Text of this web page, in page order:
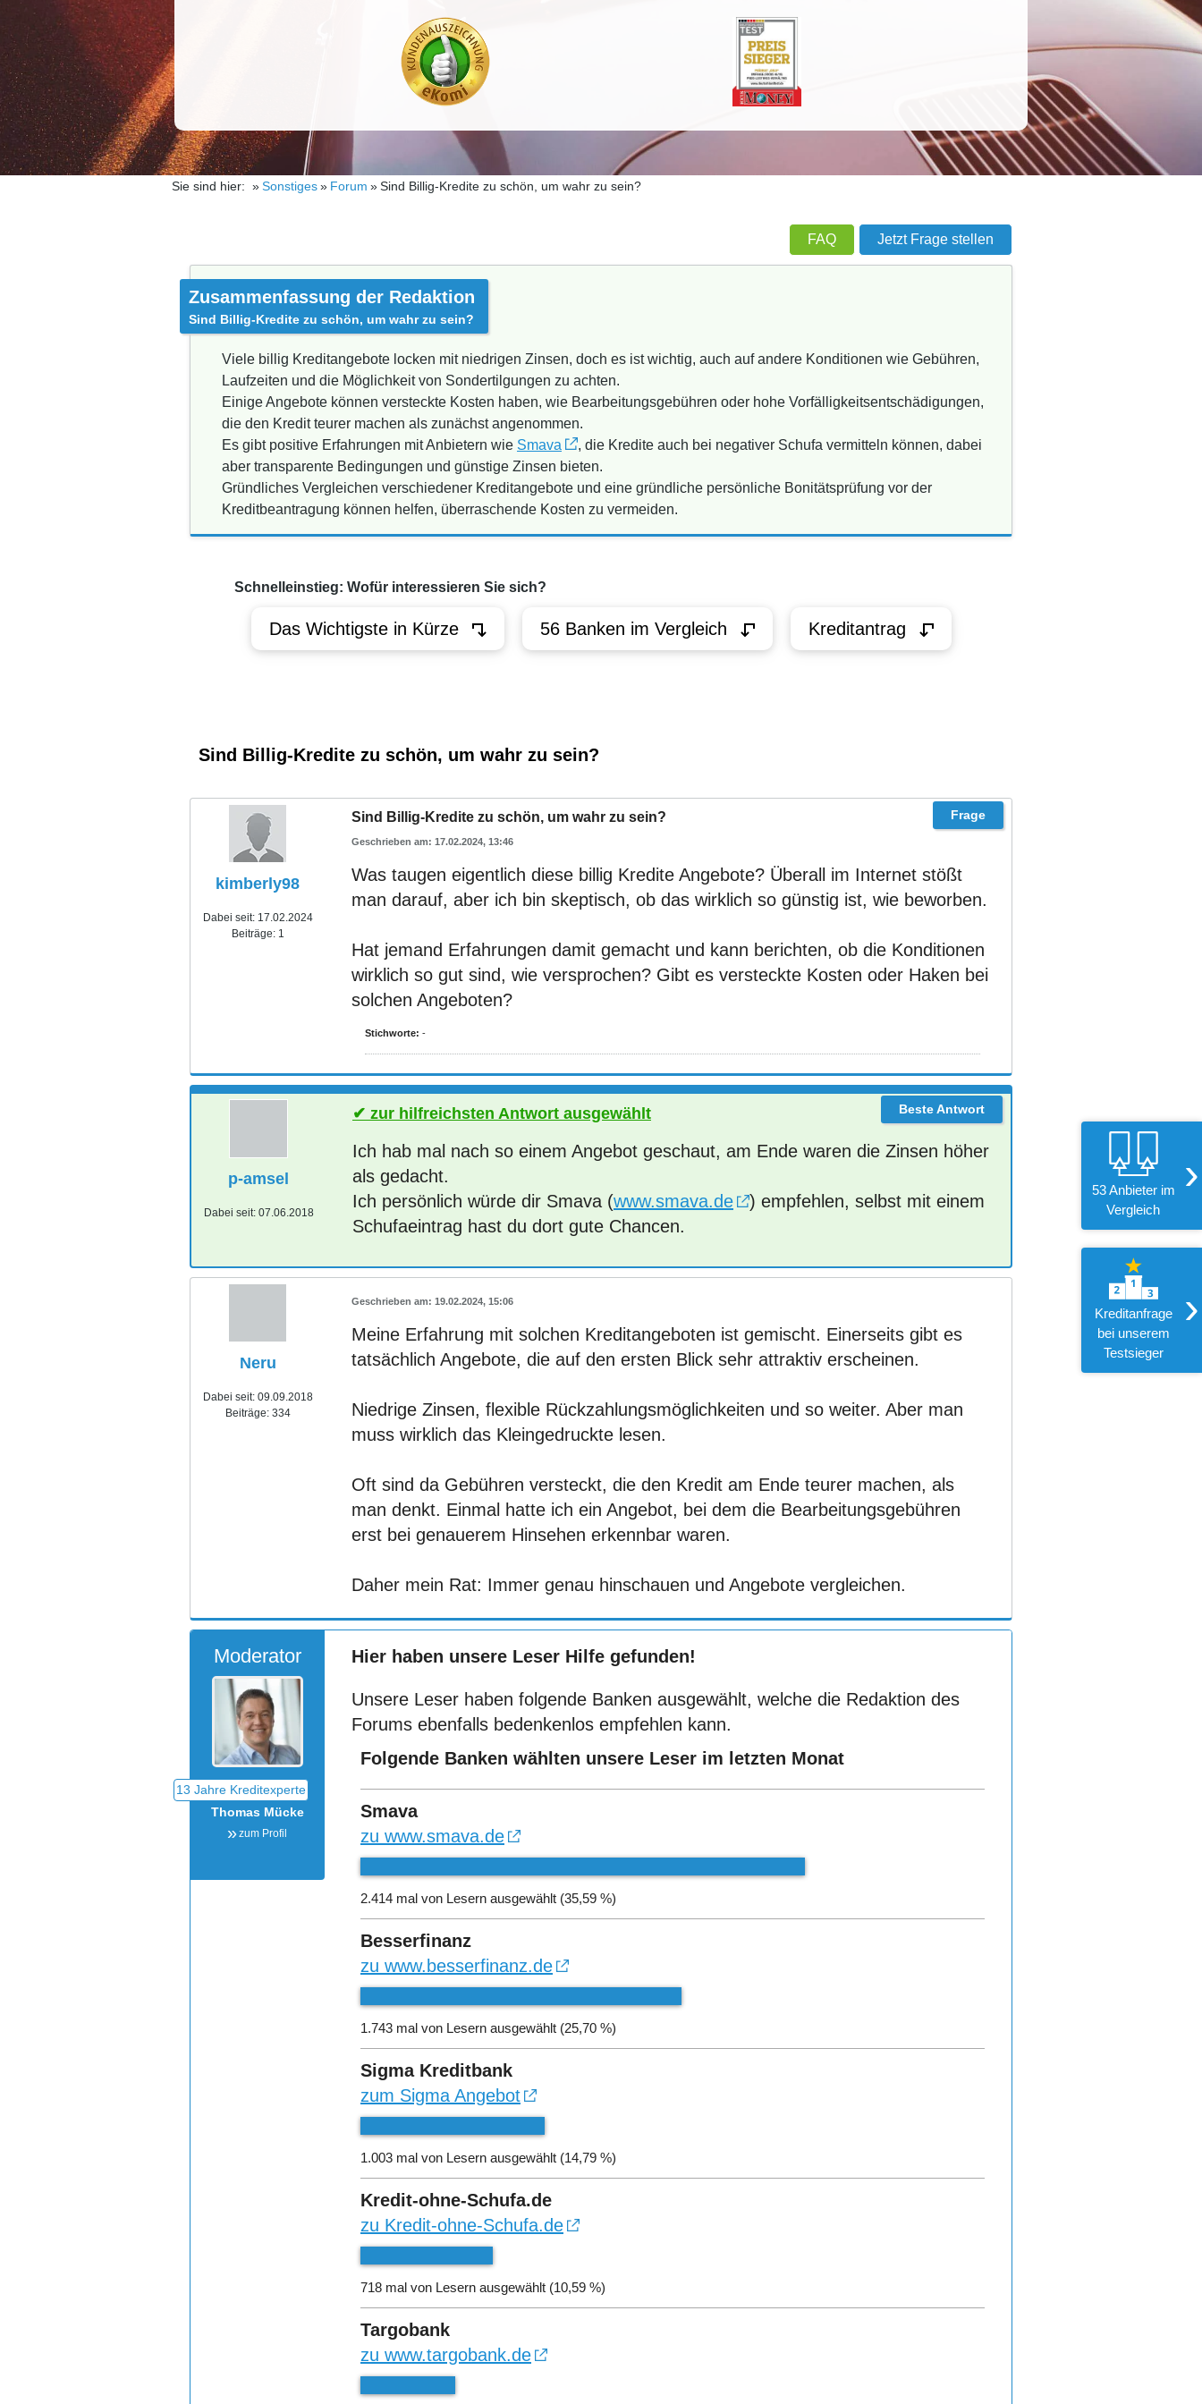
53 Anbieter im
Vergleich
›
Kreditanfrage
bei unserem
Testsieger
›
Sie sind hier: Sonstiges Forum Sind Billig-Kredite zu schön, um wahr zu sein?
FAQ Jetzt Frage stellen
Zusammenfassung der Redaktion
Sind Billig-Kredite zu schön, um wahr zu sein?
Viele billig Kreditangebote locken mit niedrigen Zinsen, doch es ist wichtig, auch auf andere Konditionen wie Gebühren,
Laufzeiten und die Möglichkeit von Sondertilgungen zu achten.
Einige Angebote können versteckte Kosten haben, wie Bearbeitungsgebühren oder hohe Vorfälligkeitsentschädigungen,
die den Kredit teurer machen als zunächst angenommen.
Es gibt positive Erfahrungen mit Anbietern wie Smava
, die Kredite auch bei negativer Schufa vermitteln können, dabei
aber transparente Bedingungen und günstige Zinsen bieten.
Gründliches Vergleichen verschiedener Kreditangebote und eine gründliche persönliche Bonitätsprüfung vor der
Kreditbeantragung können helfen, überraschende Kosten zu vermeiden.
Schnelleinstieg: Wofür interessieren Sie sich?
Das Wichtigste in Kürze 56 Banken im Vergleich Kreditantrag
Sind Billig-Kredite zu schön, um wahr zu sein?
kimberly98
Dabei seit: 17.02.2024
Beiträge: 1
Sind Billig-Kredite zu schön, um wahr zu sein?
17.02.2024, 13:46
Was taugen eigentlich diese billig Kredite Angebote? Überall im Internet stößt
man darauf, aber ich bin skeptisch, ob das wirklich so günstig ist, wie beworben.
Hat jemand Erfahrungen damit gemacht und kann berichten, ob die Konditionen
wirklich so gut sind, wie versprochen? Gibt es versteckte Kosten oder Haken bei
solchen Angeboten?
Stichworte: -
p-amsel
Dabei seit: 07.06.2018
zur hilfreichsten Antwort ausgewählt
Ich hab mal nach so einem Angebot geschaut, am Ende waren die Zinsen höher
als gedacht.
Ich persönlich würde dir Smava (www.smava.de
) empfehlen, selbst mit einem
Schufaeintrag hast du dort gute Chancen.
Neru
Dabei seit: 09.09.2018
Beiträge: 334
19.02.2024, 15:06
Meine Erfahrung mit solchen Kreditangeboten ist gemischt. Einerseits gibt es
tatsächlich Angebote, die auf den ersten Blick sehr attraktiv erscheinen.
Niedrige Zinsen, flexible Rückzahlungsmöglichkeiten und so weiter. Aber man
muss wirklich das Kleingedruckte lesen.
Oft sind da Gebühren versteckt, die den Kredit am Ende teurer machen, als
man denkt. Einmal hatte ich ein Angebot, bei dem die Bearbeitungsgebühren
erst bei genauerem Hinsehen erkennbar waren.
Daher mein Rat: Immer genau hinschauen und Angebote vergleichen.
Moderator
Thomas Mücke
zum Profil
Hier haben unsere Leser Hilfe gefunden!
Unsere Leser haben folgende Banken ausgewählt, welche die Redaktion des
Forums ebenfalls bedenkenlos empfehlen kann.
Folgende Banken wählten unsere Leser im letzten Monat
Smava
zu www.smava.de
2.414 mal von Lesern ausgewählt (35,59 %)
Besserfinanz
zu www.besserfinanz.de
1.743 mal von Lesern ausgewählt (25,70 %)
Sigma Kreditbank
zum Sigma Angebot
1.003 mal von Lesern ausgewählt (14,79 %)
Kredit-ohne-Schufa.de
zu Kredit-ohne-Schufa.de
718 mal von Lesern ausgewählt (10,59 %)
Targobank
zu www.targobank.de